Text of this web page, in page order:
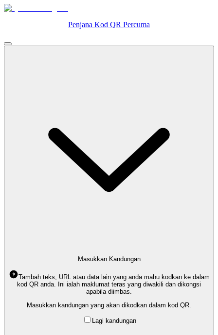
Penjana Kod QR Percuma
Masukkan Kandungan
Tambah teks, URL atau data lain yang anda mahu kodkan ke dalam
kod QR anda. Ini ialah maklumat teras yang diwakili dan dikongsi
apabila diimbas.
Masukkan kandungan yang akan dikodkan dalam kod QR.
Lagi kandungan